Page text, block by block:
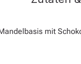
mit